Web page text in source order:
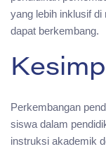
yang lebih inklusif
dapat berkembang.
Perkembangan
siswa dalam
instruksi akademik